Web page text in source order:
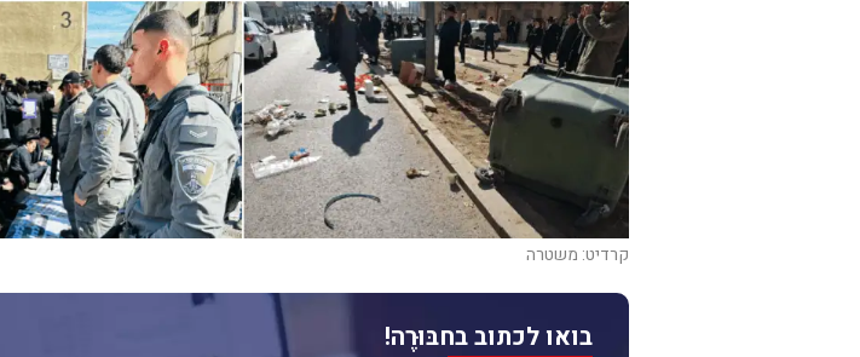
קרדיט: משטרה
בואו לכתוב בחבּוּרֶה!